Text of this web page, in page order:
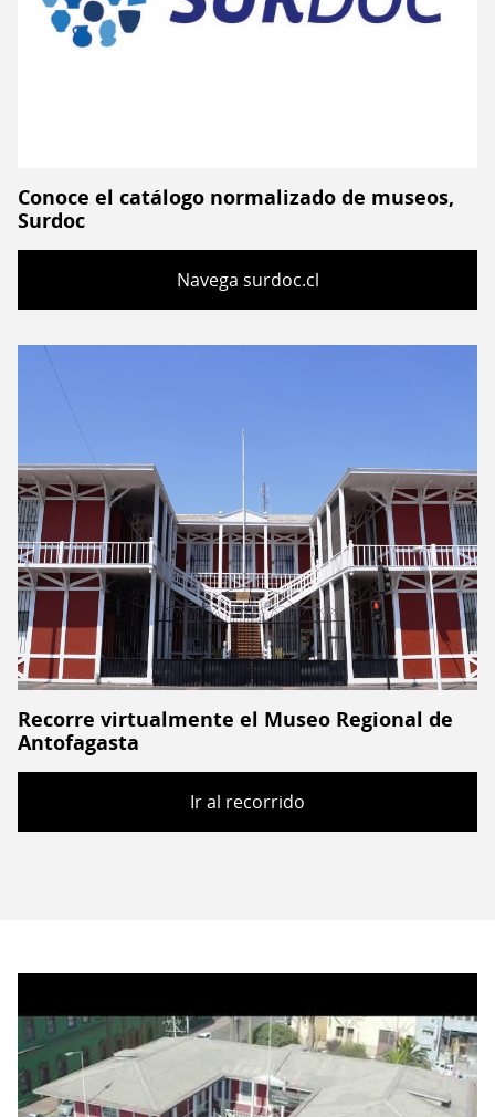
Conoce el catálogo normalizado de museos,
Surdoc
Navega surdoc.cl
Recorre virtualmente el Museo Regional de
Antofagasta
Ir al recorrido